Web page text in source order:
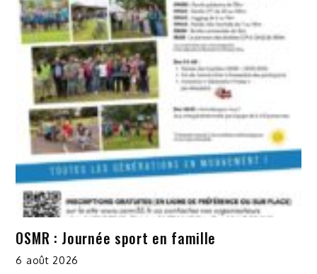
OSMR : Journée sport en famille
6 août 2026